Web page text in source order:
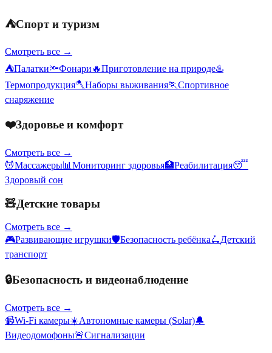
⛺Спорт и туризм
Смотреть все →
⛺Палатки🔦Фонари 🔥Приготовление на природе♨️
Термопродукция🪓Наборы выживания🏃Спортивное
снаряжение
❤️Здоровье и комфорт
Смотреть все →
💆Массажеры📊 Мониторинг здоровья🏥Реабилитация😴
Здоровый сон
🧸Детские товары
Смотреть все →
🎮Развивающие игрушки🛡️Безопасность ребёнка🛴Детский
транспорт
🔒Безопасность и видеонаблюдение
Смотреть все →
📹Wi-Fi камеры☀️Автономные камеры (Solar)🔔
Видеодомофоны🚨Сигнализации